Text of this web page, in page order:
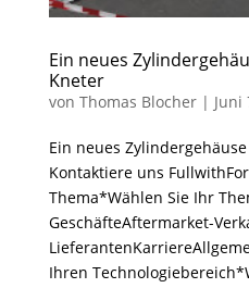
Ein neues
Kneter
von Thomas Blocher| Juni
Ein neues
Kontaktiere uns
Thema*Wählen Sie Ihr
GeschäfteAftermarket-
Ihren